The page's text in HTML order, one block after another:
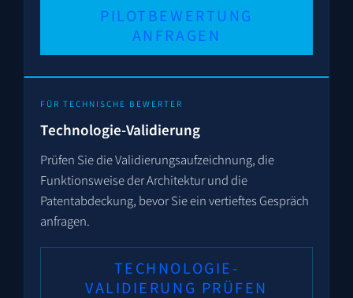
PILOTBEWERTUNG
ANFRAGEN
FÜR TECHNISCHE BEWERTER
Technologie-Validierung
Prüfen Sie die Validierungs­aufzeichnung, die
Funktionsweise der Architektur und die
Patentabdeckung, bevor Sie ein vertieftes Gespräch
anfragen.
TECHNOLOGIE-
VALIDIERUNG PRÜFEN